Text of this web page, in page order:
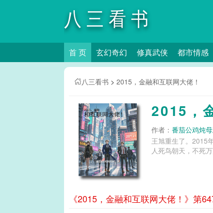
八三看书
首 页 玄幻奇幻 修真武侠 都市情感
八三看书 > 2015，金融和互联网大佬！
2015，
作者： 番茄公鸡炖
王旭重生了。2015
人死鸟朝天，不死
《2015，金融和互联网大佬！》第